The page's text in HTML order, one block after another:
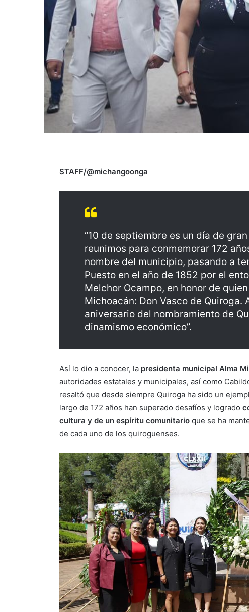
STAFF/@michangoonga
“10 de septiembre es un día de
reunimos para conmemorar 172
nombre del municipio, pasando a
Puesto en el año de 1852 por el
Melchor Ocampo, en honor de
Michoacán: Don Vasco de Quiroga.
aniversario del nombramiento de
dinamismo económico”.
Así lo dio a conocer, la presidenta municipal Alma
autoridades estatales y municipales, así como
resaltó que desde siempre Quiroga ha sido un
largo de 172 años han superado desafíos y logrado
cultura y de un espíritu comunitario que se ha
de cada uno de los quiroguenses.